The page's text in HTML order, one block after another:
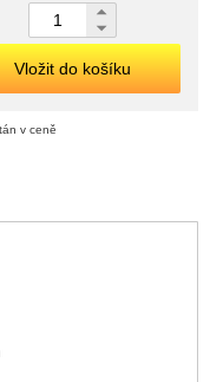
Vložit do košíku
v ceně